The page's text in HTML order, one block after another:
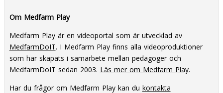
Om Medfarm Play
Medfarm Play är en videoportal som är utvecklad av
MedfarmDoIT. I Medfarm Play finns alla videoproduktioner
som har skapats i samarbete mellan pedagoger och
MedfarmDoIT sedan 2003. Läs mer om Medfarm Play.
Har du frågor om Medfarm Play kan du kontakta